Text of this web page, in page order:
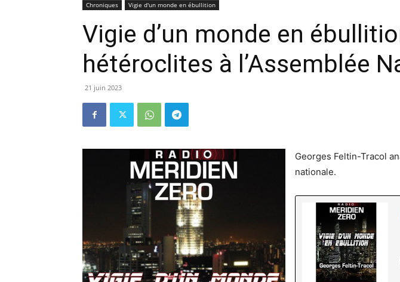
Chroniques Vigie d'un monde en ébullition
Vigie d’un monde en
hétéroclites à l’Assemblée
21 juin 2023
Georges Feltin-Tracol
nationale.